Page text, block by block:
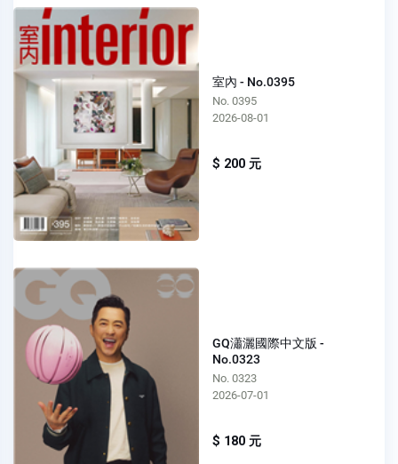
室內 - No.0395
No. 0395
2026-08-01
$ 200 元
GQ瀟灑國際中文版 -
No.0323
No. 0323
2026-07-01
$ 180 元